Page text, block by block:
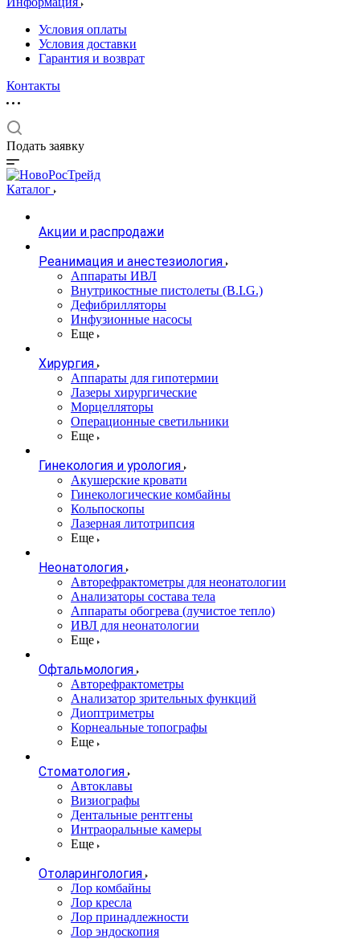
Условия оплаты
Условия доставки
Гарантия и возврат
Контакты
Подать заявку
Каталог
Акции и распродажи
Реанимация и анестезиология
Аппараты ИВЛ
Внутрикостные пистолеты (B.I.G.)
Дефибрилляторы
Инфузионные насосы
Еще
Хирургия
Аппараты для гипотермии
Лазеры хирургические
Морцелляторы
Операционные светильники
Еще
Гинекология и урология
Акушерские кровати
Гинекологические комбайны
Кольпоскопы
Лазерная литотрипсия
Еще
Неонатология
Авторефрактометры для неонатологии
Анализаторы состава тела
Аппараты обогрева (лучистое тепло)
ИВЛ для неонатологии
Еще
Офтальмология
Авторефрактометры
Анализатор зрительных функций
Диоптриметры
Корнеальные топографы
Еще
Стоматология
Автоклавы
Визиографы
Дентальные рентгены
Интраоральные камеры
Еще
Отоларингология
Лор комбайны
Лор кресла
Лор принадлежности
Лор эндоскопия